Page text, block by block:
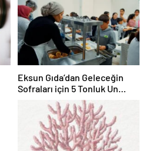
Eksun Gıda’dan Geleceğin
Sofraları için 5 Tonluk Un